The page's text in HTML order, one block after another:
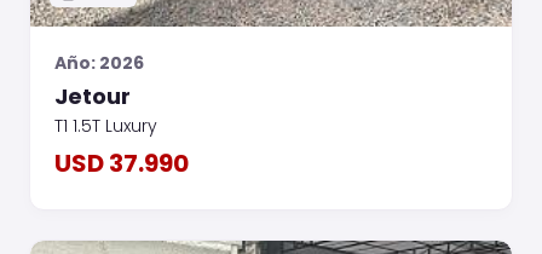
Año: 2026
Jetour
T1 1.5T Luxury
USD 37.990